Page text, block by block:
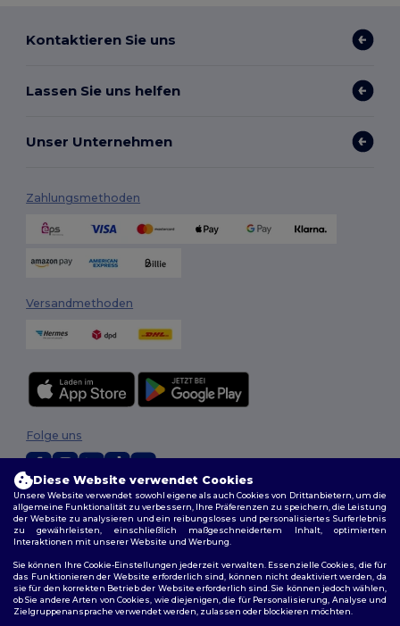
Kontaktieren Sie uns
Lassen Sie uns helfen
Unser Unternehmen
Zahlungsmethoden
Versandmethoden
2026. Alle Rechte vorbehalten
Allgemeine Geschäftsbedingungen|Personalisierungsrichtlinien|
Datenschutzbestimmungen|Cookie-Richtlinie|Site Map
Folge uns
Diese Website verwendet Cookies
Unsere Website verwendet sowohl eigene als auch Cookies von Drittanbietern, um die
allgemeine Funktionalität zu verbessern, Ihre Präferenzen zu speichern, die Leistung
der Website zu analysieren und ein reibungsloses und personalisiertes Surferlebnis
zu gewährleisten, einschließlich maßgeschneidertem Inhalt, optimierten
Interaktionen mit unserer Website und Werbung.
Sie können Ihre Cookie-Einstellungen jederzeit verwalten. Essenzielle Cookies, die für
das Funktionieren der Website erforderlich sind, können nicht deaktiviert werden, da
sie für den korrekten Betrieb der Website erforderlich sind. Sie können jedoch wählen,
ob Sie andere Arten von Cookies, wie diejenigen, die für Personalisierung, Analyse und
Zielgruppenansprache verwendet werden, zulassen oder blockieren möchten.